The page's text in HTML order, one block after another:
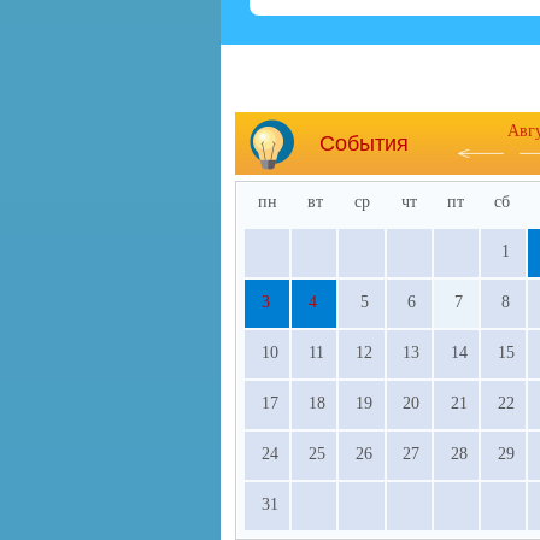
События
пн вт ср чт пт сб
1
3 4 5 6 7 8
10 11 12 13 14 15
17 18 19 20 21 22
24 25 26 27 28 29
31